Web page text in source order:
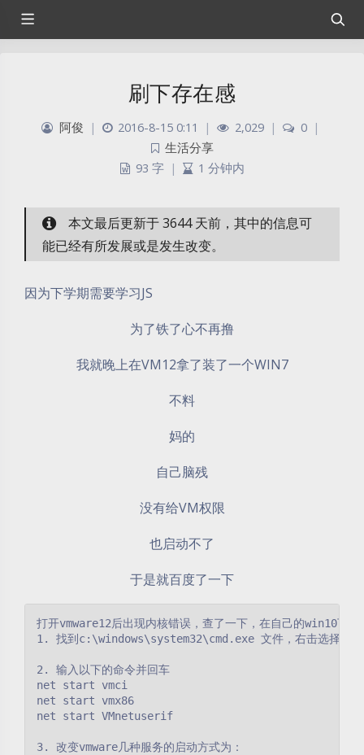
刷下存在感
阿俊 | 2016-8-15 0:11 | 2,029 | 0 |
生活分享
93 字
| 1 分钟内
本文最后更新于 3644 天前，其中的信息可
能已经有所发展或是发生改变。
因为下学期需要学习JS
为了铁了心不再撸
我就晚上在VM12拿了装了一个WIN7
不料
妈的
自己脑残
没有给VM权限
也启动不了
于是就百度了一下
打开vmware12后出现内核错误，查了一下，在自己的win10下
1. 找到c:\windows\system32\cmd.exe 文件，右击选择以管
2. 输入以下的命令并回车
net start vmci
net start vmx86
net start VMnetuserif
3. 改变vmware几种服务的启动方式为：